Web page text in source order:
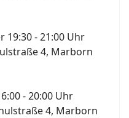
19:30- 21:00 Uhr
4, Marborn
- 20:00 Uhr
4, Marborn